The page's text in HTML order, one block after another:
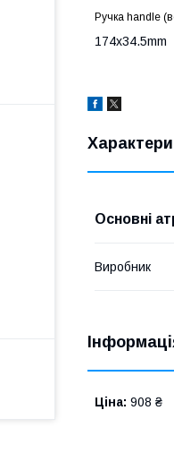
Ручка handle
174x34.5mm
Основні
Виробник
Ціна: 908 ₴